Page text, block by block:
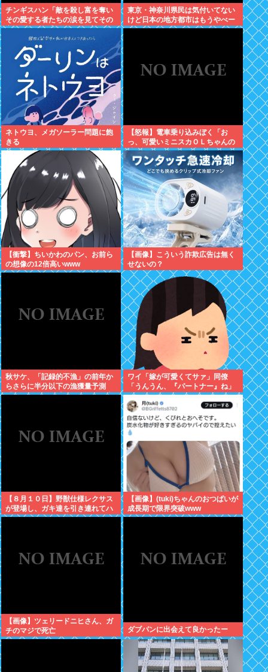
チンギスハン「敵を殺し富を奪い
その愛する者たちの涙を見てその
妻や娘をレ●プするのが最大の喜
東京・神奈川県民は気付いてない
けど日本の地方都市はもうやべー
ぞ
ネトウヨ、メガソーラー問題に飽
きる
【怒報】電車乗り込みぼく「お
っ、可愛いミニスカＯＬちゃんの
隣あいてんじゃん！座ったろ！」
→結果w w w w w w w w
【衝撃】ちいかわのパン、お前ら
の想像の12倍高いwww
【画像】こういう詐欺広告は無く
せないの？
秋サケ、「記録的不漁」の前年か
らさらに半分以下の漁獲量予測
「なぜこれほど減ったのか、日本
ワイ「嫁が可愛くてサァ」同僚
「うんうん、『パートナー』ね」
【８月１０日】野獣仕様レクサス
が登場し、ガキ達を引き連れてハ
ーメルンの笛吹き状態となる （※
【画像】(tuki)ちゃんのおつぱいが
成長期で限界突破www
【画像】ツェリードニヒさん、ガ
チのマジで死亡
ダブパンに出会えて良かったー